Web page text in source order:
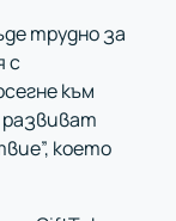
трудно за
с
към
което